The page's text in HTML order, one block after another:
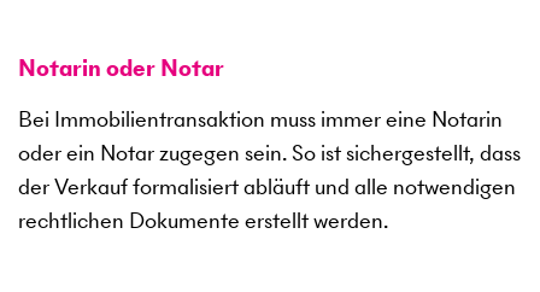
Notarin oder Notar
Bei Immobilientransaktion muss immer eine Notarin
oder ein Notar zugegen sein. So ist sichergestellt, dass
der Verkauf formalisiert abläuft und alle notwendigen
rechtlichen Dokumente erstellt werden.